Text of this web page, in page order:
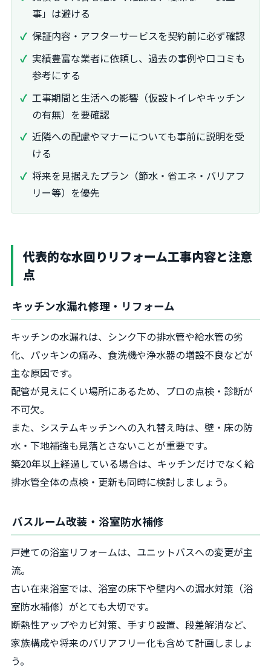
事」は避ける
保証内容・アフターサービスを契約前に必ず確認
実績豊富な業者に依頼し、過去の事例や口コミも
参考にする
工事期間と生活への影響（仮設トイレやキッチン
の有無）を要確認
近隣への配慮やマナーについても事前に説明を受
ける
将来を見据えたプラン（節水・省エネ・バリアフ
リー等）を優先
代表的な水回りリフォーム工事内容と注意
点
キッチン水漏れ修理・リフォーム
キッチンの水漏れは、シンク下の排水管や給水管の劣
化、パッキンの痛み、食洗機や浄水器の増設不良などが
主な原因です。
配管が見えにくい場所にあるため、プロの点検・診断が
不可欠。
また、システムキッチンへの入れ替え時は、壁・床の防
水・下地補強も見落とさないことが重要です。
築20年以上経過している場合は、キッチンだけでなく給
排水管全体の点検・更新も同時に検討しましょう。
バスルーム改装・浴室防水補修
戸建ての浴室リフォームは、ユニットバスへの変更が主
流。
古い在来浴室では、浴室の床下や壁内への漏水対策（浴
室防水補修）がとても大切です。
断熱性アップやカビ対策、手すり設置、段差解消など、
家族構成や将来のバリアフリー化も含めて計画しましょ
う。